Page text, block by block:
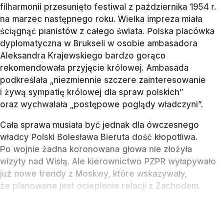
filharmonii przesunięto festiwal z października 1954 r.
na marzec następnego roku. Wielka impreza miała
ściągnąć pianistów z całego świata. Polska placówka
dyplomatyczna w Brukseli w osobie ambasadora
Aleksandra Krajewskiego bardzo gorąco
rekomendowała przyjęcie królowej. Ambasada
podkreślała „niezmiennie szczere zainteresowanie
i żywą sympatię królowej dla spraw polskich”
oraz wychwalała „postępowe poglądy władczyni”.
Cała sprawa musiała być jednak dla ówczesnego
władcy Polski Bolesława Bieruta dość kłopotliwa.
Po wojnie żadna koronowana głowa nie złożyła
wizyty nad Wisłą. Ale kierownictwo PZPR wyłapywało
już nowe trendy z Moskwy, które wskazywały,
że planowane jest ocieplenie relacji z Zachodem.